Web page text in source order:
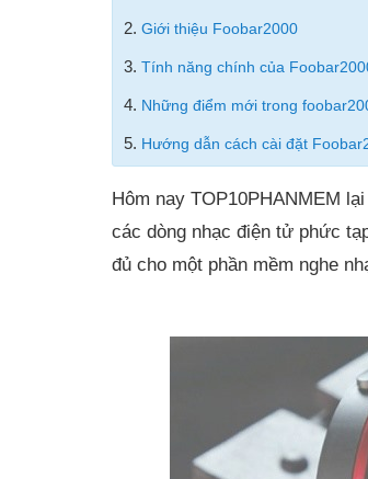
2. Giới thiệu Foobar2000
3. Tính năng chính của
4. Những điểm mới trong
5. Hướng dẫn cách cài đặt
Hôm nay TOP10PHANMEM
các dòng nhạc điện tử phức
đủ cho một phần mềm nghe